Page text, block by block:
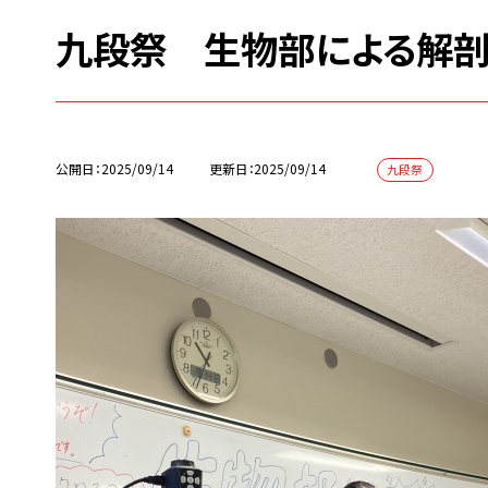
九段祭 生物部による解
公開日 2025/09/14 更新日 2025/09/14 九段祭